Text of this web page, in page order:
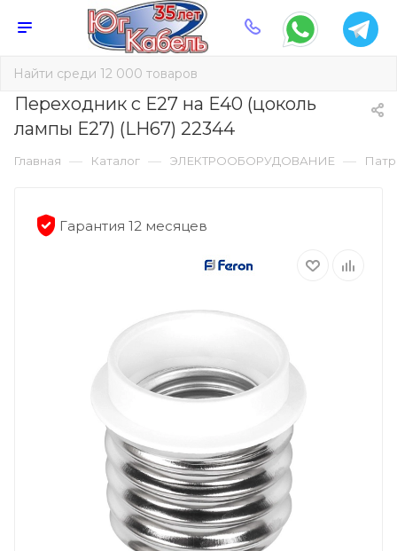
Переходник с Е27 на Е40 (цоколь
лампы Е27) (LH67) 22344
Главная — Каталог — ЭЛЕКТРООБОРУДОВАНИЕ —
Гарантия 12 месяцев